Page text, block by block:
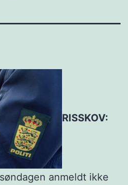
RISSKOV:
anmeldt ikke